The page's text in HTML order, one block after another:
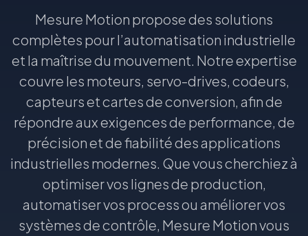
Mesure Motion propose des solutions
complètes pour l’automatisation industrielle
et la maîtrise du mouvement. Notre expertise
couvre les moteurs, servo-drives, codeurs,
capteurs et cartes de conversion, afin de
répondre aux exigences de performance, de
précision et de fiabilité des applications
industrielles modernes. Que vous cherchiez à
optimiser vos lignes de production,
automatiser vos process ou améliorer vos
systèmes de contrôle, Mesure Motion vous